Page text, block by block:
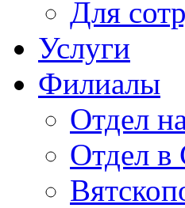
Для
Услуги
Филиалы
Отдел
Отдел в